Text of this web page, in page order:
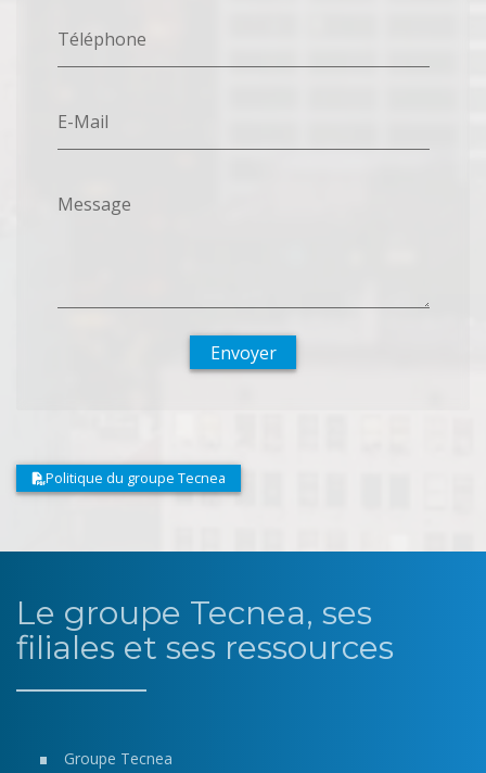
Téléphone
E-Mail
Message
Envoyer
Politique du groupe Tecnea
Le groupe Tecnea, ses
filiales et ses ressources
Groupe Tecnea